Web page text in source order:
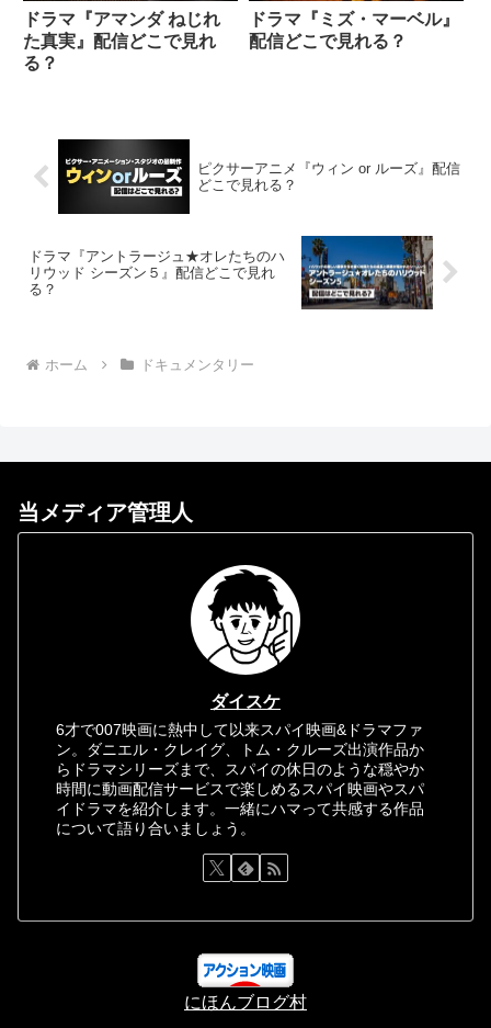
ドラマ『アマンダ ねじれ
た真実』配信どこで見れ
る？
ドラマ『ミズ・マーベル』
配信どこで見れる？
ピクサーアニメ『ウィン or ルーズ』配信
どこで見れる？
ドラマ『アントラージュ★オレたちのハ
リウッド シーズン５』配信どこで見れ
る？
ホーム ドキュメンタリー
当メディア管理人
ダイスケ
6才で007映画に熱中して以来スパイ映画&ドラマファ
ン。ダニエル・クレイグ、トム・クルーズ出演作品か
らドラマシリーズまで、スパイの休日のような穏やか
時間に動画配信サービスで楽しめるスパイ映画やスパ
イドラマを紹介します。一緒にハマって共感する作品
について語り合いましょう。
にほんブログ村